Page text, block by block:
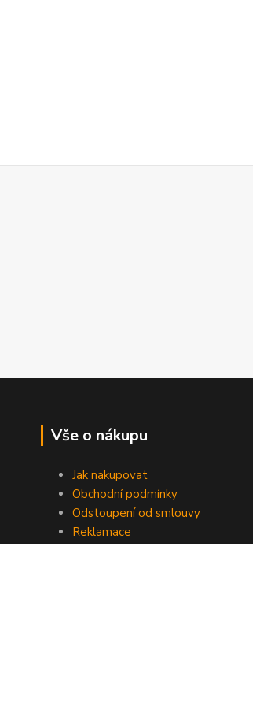
Vše o nákupu
Jak nakupovat
Obchodní podmínky
Odstoupení od smlouvy
Reklamace